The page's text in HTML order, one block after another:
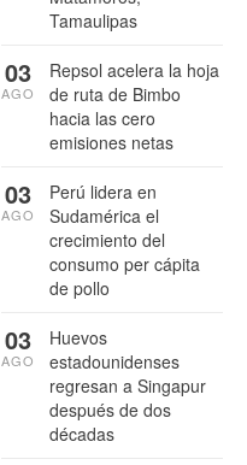
Tamaulipas
Repsol acelera la hoja
de ruta de Bimbo
hacia las cero
emisiones netas
03
AGO
Perú lidera en
Sudamérica el
crecimiento del
consumo per cápita
de pollo
03
AGO
Huevos
estadounidenses
regresan a Singapur
después de dos
décadas
03
AGO